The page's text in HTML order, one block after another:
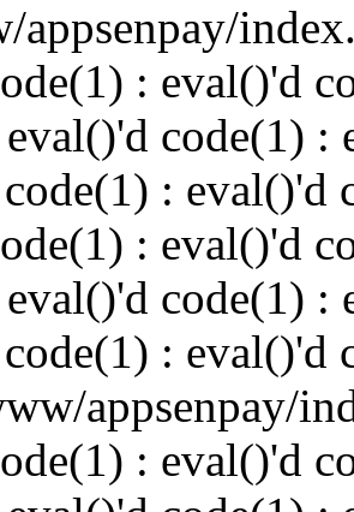
appsenpay/
: eval()'d
code(1) :
: eval()'d
: eval()'d
code(1) :
: eval()'d
appsenpay/
: eval()'d